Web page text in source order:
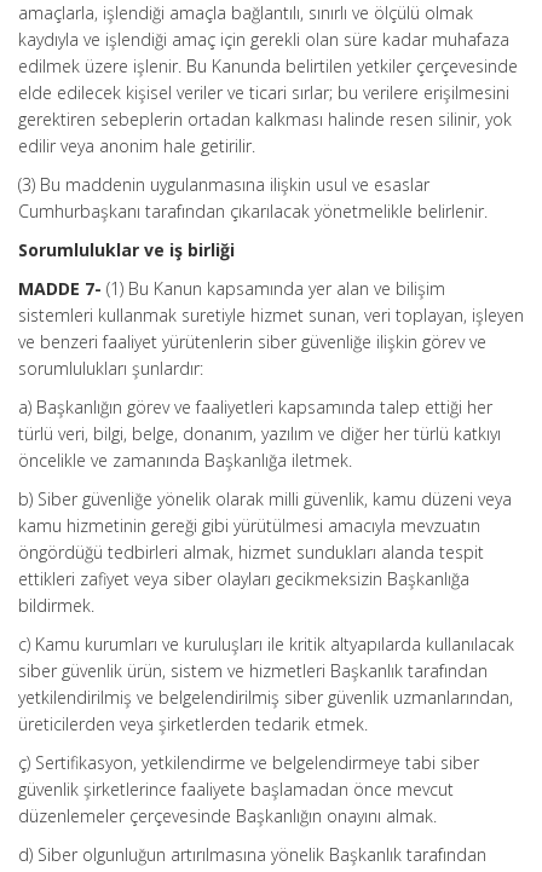
amaçlarla, işlendiği amaçla bağlantılı, sınırlı ve ölçülü olmak
kaydıyla ve işlendiği amaç için gerekli olan süre kadar muhafaza
edilmek üzere işlenir. Bu Kanunda belirtilen yetkiler çerçevesinde
elde edilecek kişisel veriler ve ticari sırlar; bu verilere erişilmesini
gerektiren sebeplerin ortadan kalkması halinde resen silinir, yok
edilir veya anonim hale getirilir.
(3) Bu maddenin uygulanmasına ilişkin usul ve esaslar
Cumhurbaşkanı tarafından çıkarılacak yönetmelikle belirlenir.
Sorumluluklar ve iş birliği
MADDE 7- (1) Bu Kanun kapsamında yer alan ve bilişim
sistemleri kullanmak suretiyle hizmet sunan, veri toplayan, işleyen
ve benzeri faaliyet yürütenlerin siber güvenliğe ilişkin görev ve
sorumlulukları şunlardır:
a) Başkanlığın görev ve faaliyetleri kapsamında talep ettiği her
türlü veri, bilgi, belge, donanım, yazılım ve diğer her türlü katkıyı
öncelikle ve zamanında Başkanlığa iletmek.
b) Siber güvenliğe yönelik olarak milli güvenlik, kamu düzeni veya
kamu hizmetinin gereği gibi yürütülmesi amacıyla mevzuatın
öngördüğü tedbirleri almak, hizmet sundukları alanda tespit
ettikleri zafiyet veya siber olayları gecikmeksizin Başkanlığa
bildirmek.
c) Kamu kurumları ve kuruluşları ile kritik altyapılarda kullanılacak
siber güvenlik ürün, sistem ve hizmetleri Başkanlık tarafından
yetkilendirilmiş ve belgelendirilmiş siber güvenlik uzmanlarından,
üreticilerden veya şirketlerden tedarik etmek.
ç) Sertifikasyon, yetkilendirme ve belgelendirmeye tabi siber
güvenlik şirketlerince faaliyete başlamadan önce mevcut
düzenlemeler çerçevesinde Başkanlığın onayını almak.
d) Siber olgunluğun artırılmasına yönelik Başkanlık tarafından